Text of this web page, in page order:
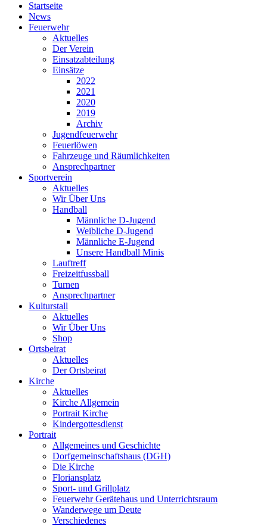
Startseite
News
Feuerwehr
Aktuelles
Der Verein
Einsatzabteilung
Einsätze
2022
2021
2020
2019
Archiv
Jugendfeuerwehr
Feuerlöwen
Fahrzeuge und Räumlichkeiten
Ansprechpartner
Sportverein
Aktuelles
Wir Über Uns
Handball
Männliche D-Jugend
Weibliche D-Jugend
Männliche E-Jugend
Unsere Handball Minis
Lauftreff
Freizeitfussball
Turnen
Ansprechpartner
Kulturstall
Aktuelles
Wir Über Uns
Shop
Ortsbeirat
Aktuelles
Der Ortsbeirat
Kirche
Aktuelles
Kirche Allgemein
Portrait Kirche
Kindergottesdienst
Portrait
Allgemeines und Geschichte
Dorfgemeinschaftshaus (DGH)
Die Kirche
Floriansplatz
Sport- und Grillplatz
Feuerwehr Gerätehaus und Unterrichtsraum
Wanderwege um Deute
Verschiedenes